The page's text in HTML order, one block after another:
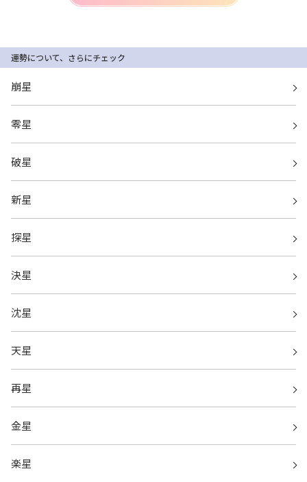
運勢について、さらにチェック
崩星
零星
破星
新星
探星
決星
沈星
天星
再星
金星
楽星